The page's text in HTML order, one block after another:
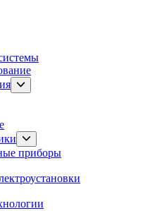
Show
sub
sub
menu
приборы